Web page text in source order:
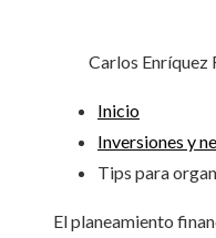
Carlos Enríquez
Inicio
Inversiones y
Tips para
El planeamiento